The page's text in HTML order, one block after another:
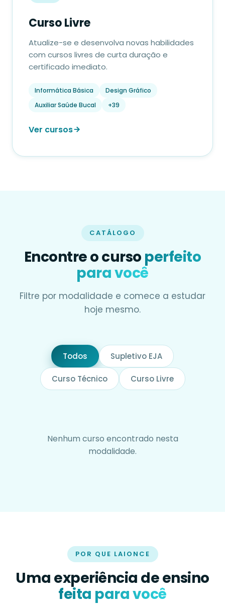
Curso Livre
Atualize-se e desenvolva novas habilidades
com cursos livres de curta duração e
certificado imediato.
Informática Básica
Design Gráfico
Auxiliar Saúde Bucal
+39
Ver cursos
CATÁLOGO
Encontre o curso perfeito
para você
Filtre por modalidade e comece a estudar
hoje mesmo.
Todos Supletivo EJA
Curso Técnico Curso Livre
Nenhum curso encontrado nesta
modalidade.
POR QUE LAIONCE
Uma experiência de ensino
feita para você